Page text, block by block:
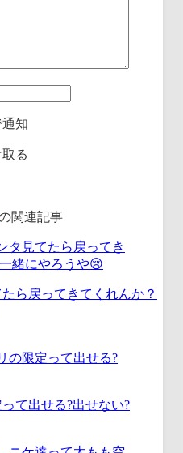
知
る
関連記事
ら戻ってきてくれんか？
て出せる?出せない?